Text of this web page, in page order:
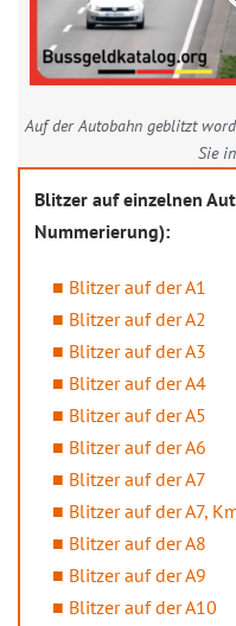
Auf der Autobahn geblitzt
Sie
Blitzer auf einzelnen
Nummerierung):
Blitzer auf der A1
Blitzer auf der A2
Blitzer auf der A3
Blitzer auf der A4
Blitzer auf der A5
Blitzer auf der A6
Blitzer auf der A7
Blitzer auf der A7,
Blitzer auf der A8
Blitzer auf der A9
Blitzer auf der A10